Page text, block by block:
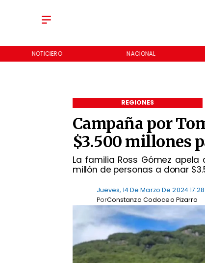
NOTICIERO NACIONAL
Campaña por
$3.500 millones
La familia Ross Gómez
millón de personas a donar
REGIONES
Jueves, 14 De Marzo De 2024 17:28
Constanza Codoceo Pizarro
Por